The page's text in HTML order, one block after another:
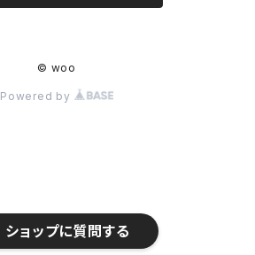
ショップに質問する
© woo
Powered by